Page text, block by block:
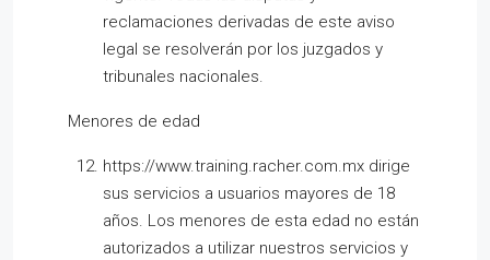
reclamaciones derivadas de este aviso
legal se resolverán por los juzgados y
tribunales nacionales.
Menores de edad
https://www.training.racher.com.mx dirige
sus servicios a usuarios mayores de 18
años. Los menores de esta edad no están
autorizados a utilizar nuestros servicios y